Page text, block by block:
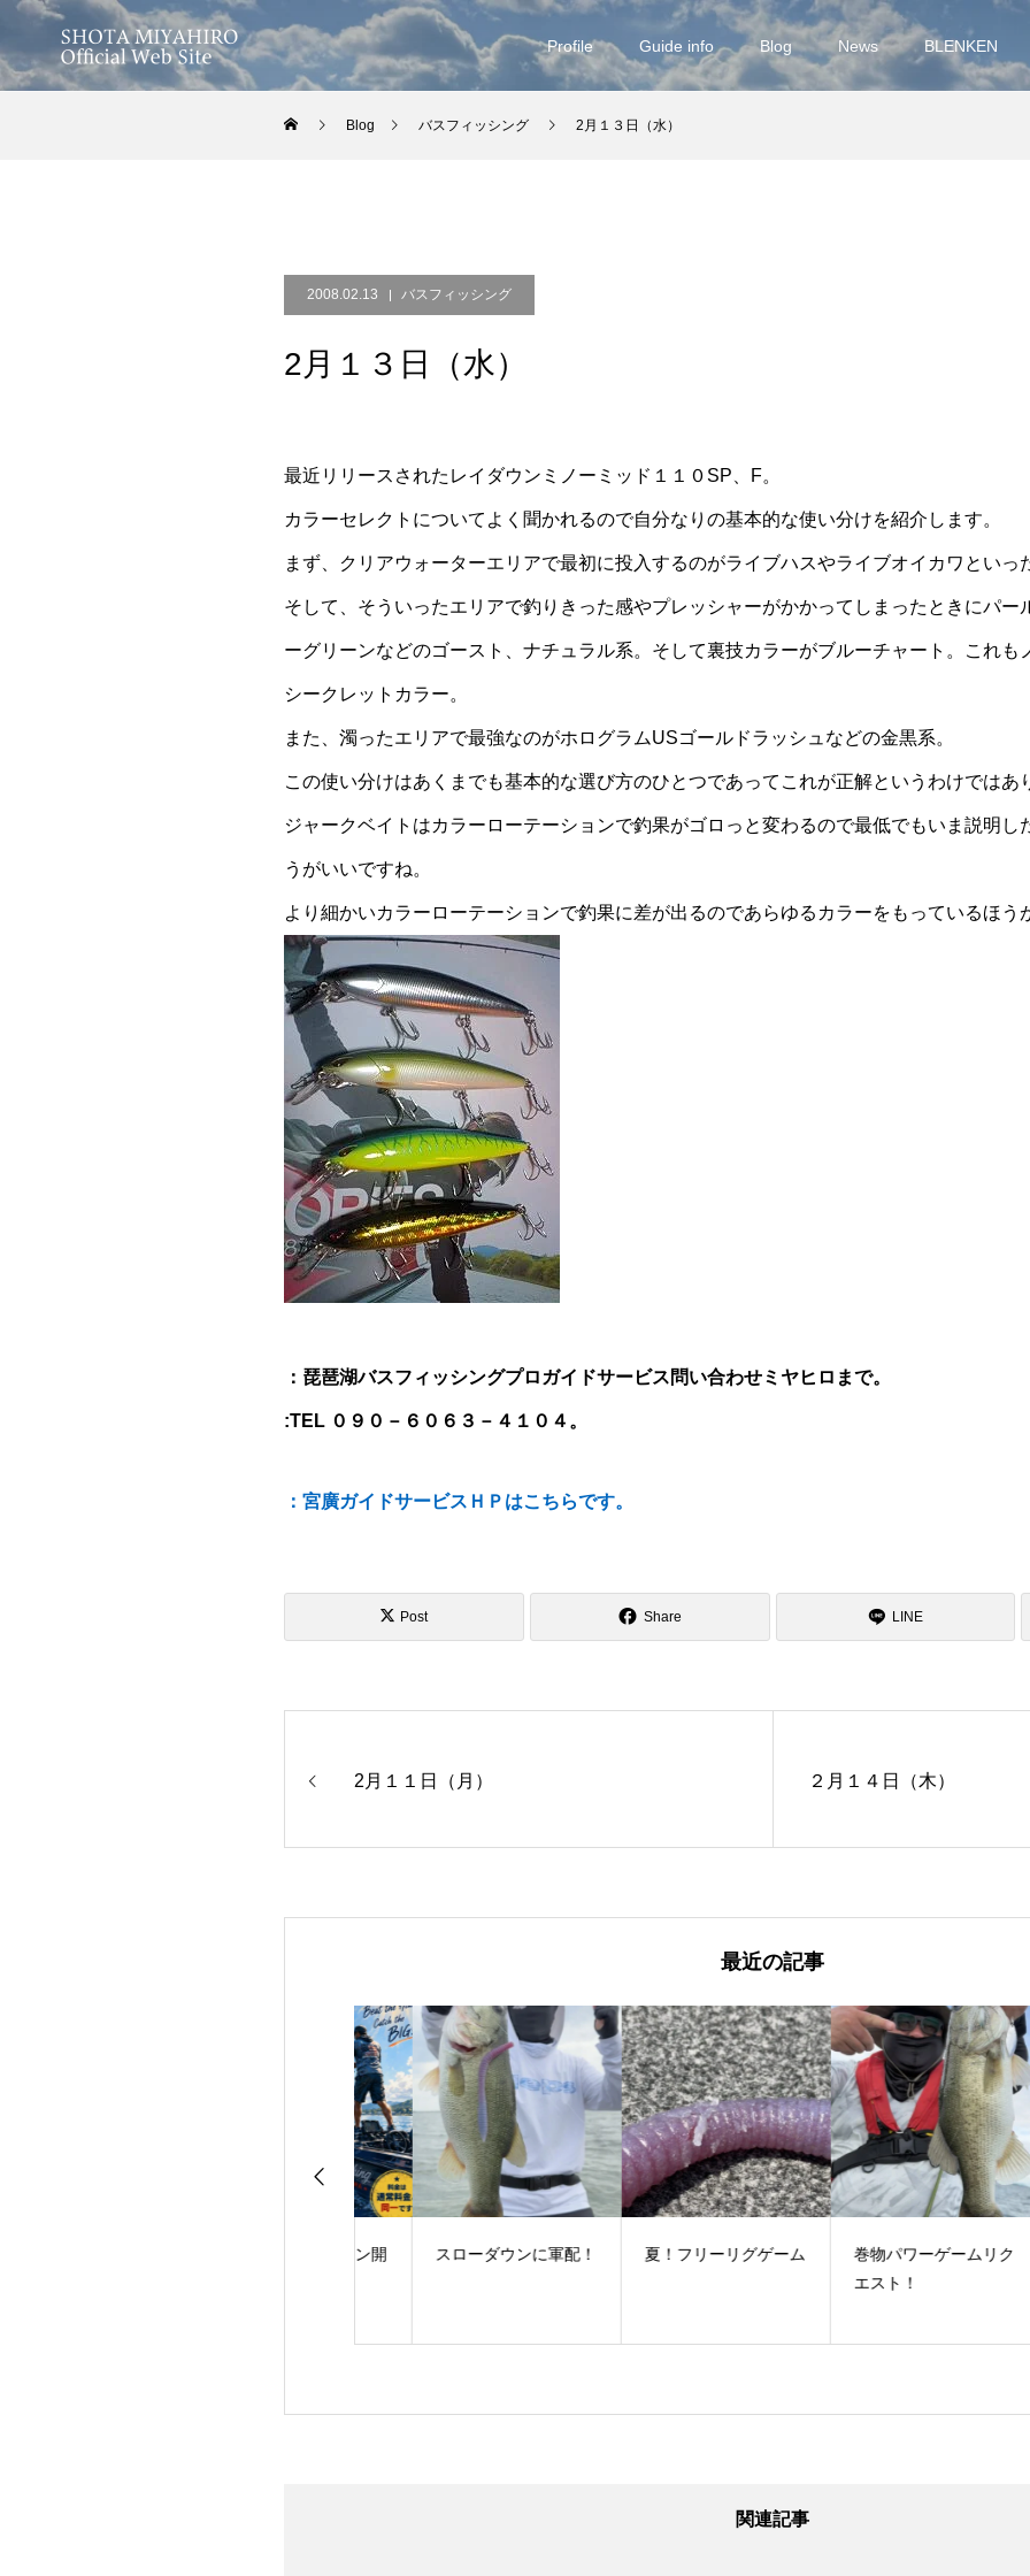
Profile Guide info Blog News BLENKEN
Blog バスフィッシング 2月１３日（水）
2008.02.13 バスフィッシング
2月１３日（水）
最近リリースされたレイダウンミノーミッド１１０SP、F。
カラーセレクトについてよく聞かれるので自分なりの基本的な使い分けを紹介します。
まず、クリアウォーターエリアで最初に投入するのがライブハスやライブオイカワといっ
そして、そういったエリアで釣りきった感やプレッシャーがかかってしまったときにパー
ーグリーンなどのゴースト、ナチュラル系。そして裏技カラーがブルーチャート。これも
シークレットカラー。
また、濁ったエリアで最強なのがホログラムUSゴールドラッシュなどの金黒系。
この使い分けはあくまでも基本的な選び方のひとつであってこれが正解というわけではあ
ジャークベイトはカラーローテーションで釣果がゴロっと変わるので最低でもいま説明し
うがいいですね。
より細かいカラーローテーションで釣果に差が出るのであらゆるカラーをもっているほう
：琵琶湖バスフィッシングプロガイドサービス問い合わせミヤヒロまで。
:TEL ０９０－６０６３－４１０４。
：宮廣ガイドサービスＨＰはこちらです。
Post Share LINE
2月１１日（月） ２月１４日（木）
最近の記事
スローダウンに軍配！ 夏！フリーリグゲーム
巻物パワーゲームリク
エスト！
い
関連記事